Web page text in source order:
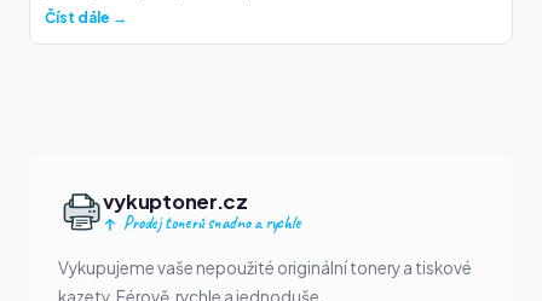
Číst dále →
vykuptoner.cz
Prodej tonerů snadno a rychle
Vykupujeme vaše nepoužité originální tonery a tiskové